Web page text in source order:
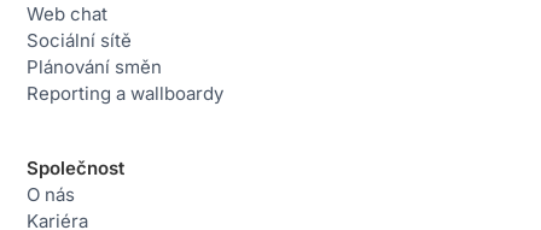
Web chat
Sociální sítě
Plánování směn
Reporting a wallboardy
Společnost
O nás
Kariéra